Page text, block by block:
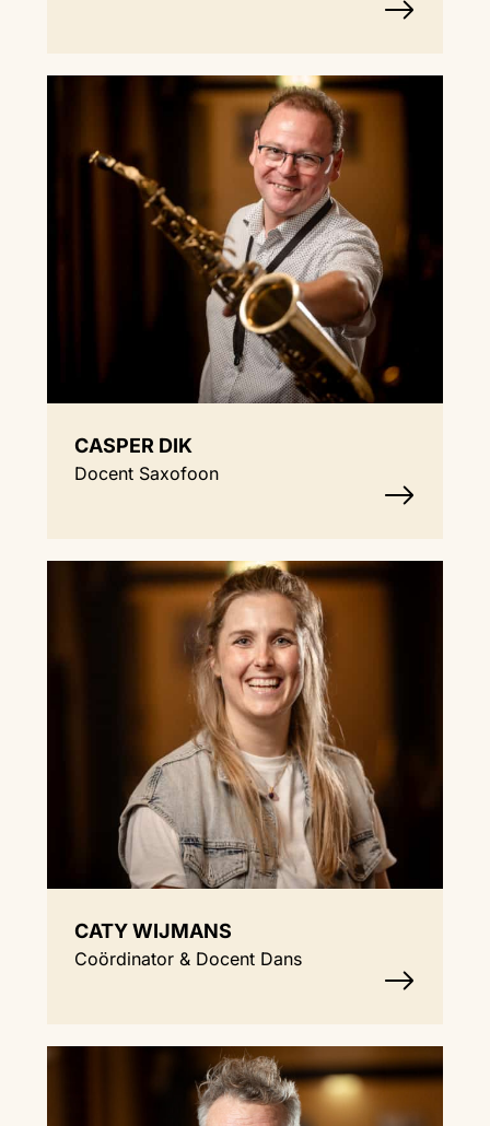
CASPER DIK
Docent Saxofoon
CATY WIJMANS
Coördinator & Docent Dans